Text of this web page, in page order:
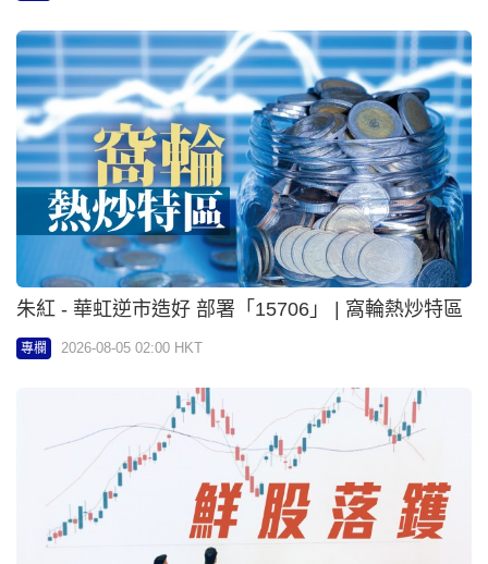
專欄 2026-08-05 02:00 HKT
聞風至 - 石藥盈喜支持走勢轉強 | 鮮股落鑊
2026-08-05 02:00 HKT